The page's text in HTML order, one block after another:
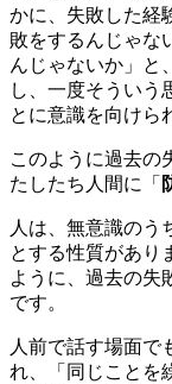
かに、失敗した経
敗をするんじゃな
んじゃないか」と
し、 一度そういう
とに意識を向けら
このように過去の
たしたち人間に「
人は、無意識のう
とする性質があり
ように、過去の失
です。
人前で話す場面で
れ、
「 同じことを